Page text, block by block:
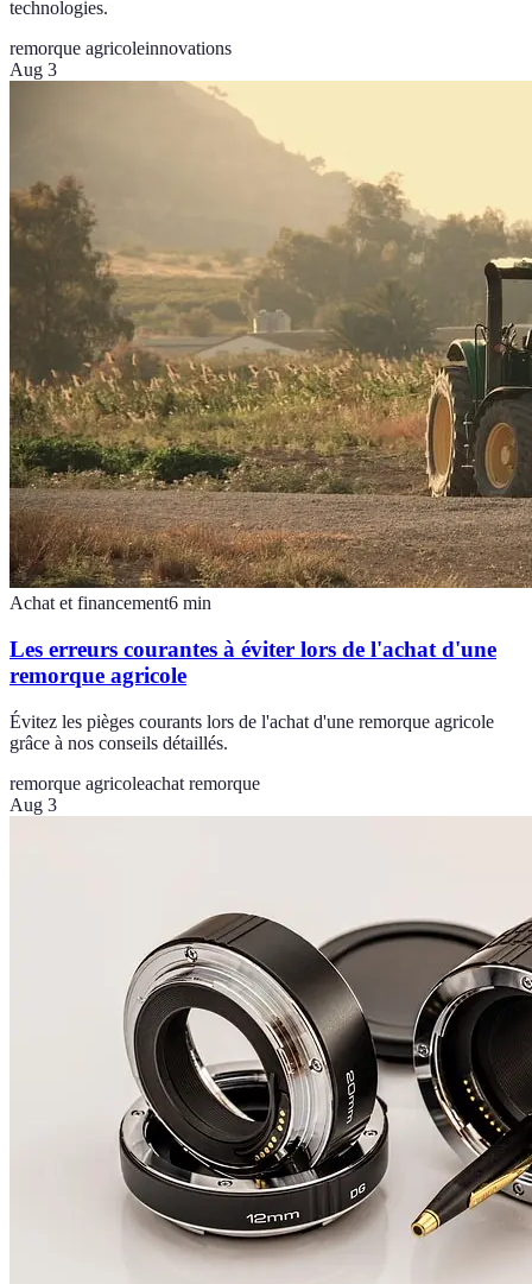
technologies.
remorque agricoleinnovations
Aug 3
Achat et financement6 min
Les erreurs courantes à éviter lors de l'achat d'une
remorque agricole
Évitez les pièges courants lors de l'achat d'une remorque agricole
grâce à nos conseils détaillés.
remorque agricoleachat remorque
Aug 3